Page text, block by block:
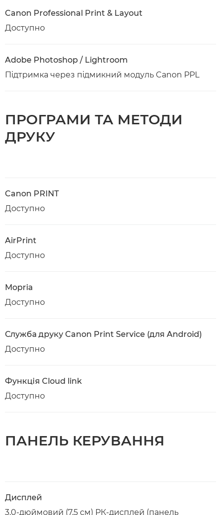
Canon Professional Print & Layout
Доступно
Adobe Photoshop / Lightroom
Підтримка через підмикний модуль Canon PPL
ПРОГРАМИ ТА МЕТОДИ
ДРУКУ
Canon PRINT
Доступно
AirPrint
Доступно
Mopria
Доступно
Служба друку Canon Print Service (для Android)
Доступно
Функція Cloud link
Доступно
ПАНЕЛЬ КЕРУВАННЯ
Дисплей
3,0-дюймовий (7,5 см) РК-дисплей (панель